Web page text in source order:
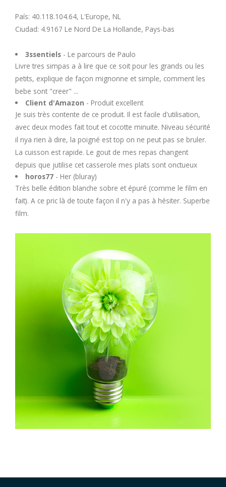
T
V
X
Y
País: 40.118.104.64, L'Europe, NL
Ciudad: 4.9167 Le Nord De La Hollande, Pays-bas
3ssentiels- Le parcours de Paulo
Livre tres simpas a à lire que ce soit pour les grands ou les
petits, explique de façon mignonne et simple, comment les
bebe sont "creer" ...
Client d'Amazon - Produit excellent
Je suis très contente de ce produit. Il est facile d'utilisation,
avec deux modes fait tout et cocotte minuite. Niveau sécurité
il nya rien à dire, la poigné est top on ne peut pas se bruler.
La cuisson est rapide. Le gout de mes repas changent
depuis que jutilise cet casserole mes plats sont onctueux
horos77- Her (bluray)
Très belle édition blanche sobre et épuré (comme le film en
fait). A ce pric là de toute façon il n'y a pas à hésiter. Superbe
film.